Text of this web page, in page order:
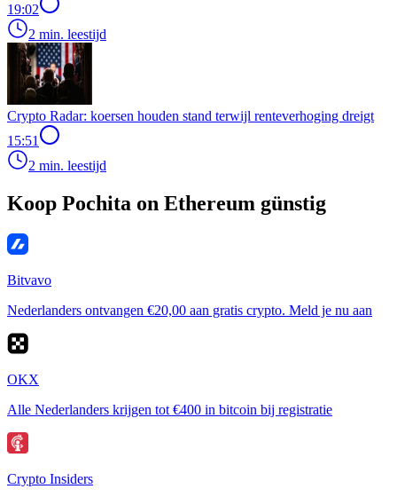
19:02
2 min. leestijd
Crypto Radar: koersen houden stand terwijl renteverhoging dreigt
15:51
2 min. leestijd
Koop Pochita on Ethereum günstig
Bitvavo
Nederlanders ontvangen €20,00 aan gratis crypto. Meld je nu aan
OKX
Alle Nederlanders krijgen tot €400 in bitcoin bij registratie
Crypto Insiders